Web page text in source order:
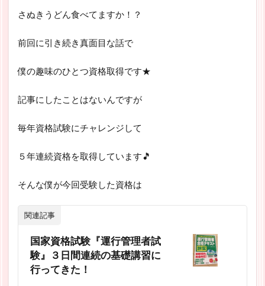
さぬきうどん食べてますか！？
前回に引き続き真面目な話で
僕の趣味のひとつ資格取得です★
記事にしたことはないんですが
毎年資格試験にチャレンジして
５年連続資格を取得しています🎵
そんな僕が今回受験した資格は
関連記事
国家資格試験『運行管理者試
験』３日間連続の基礎講習に
行ってきた！